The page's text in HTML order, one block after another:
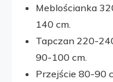
Meblościanka
140 cm.
Tapczan 220-
90-100 cm.
Przejście 80-90